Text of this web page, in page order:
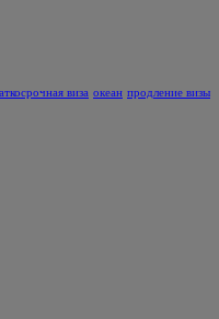
виза океан продление визы